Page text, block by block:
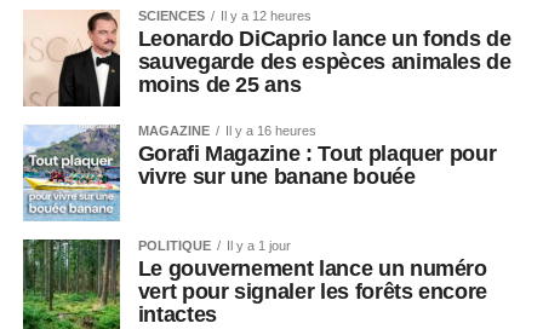
SCIENCES Il y a 12 heures
Leonardo DiCaprio lance un fonds de
sauvegarde des espèces animales de
moins de 25 ans
MAGAZINE Il y a 16 heures
Gorafi Magazine : Tout plaquer pour
vivre sur une banane bouée
POLITIQUE Il y a 1 jour
Le gouvernement lance un numéro
vert pour signaler les forêts encore
intactes